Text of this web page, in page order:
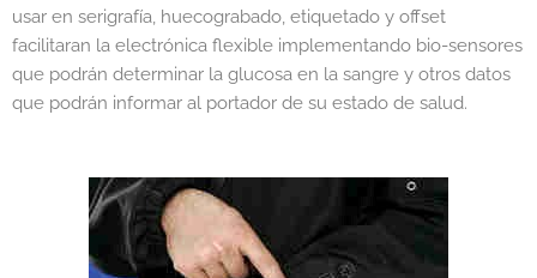
usar en serigrafía, huecograbado, etiquetado y offset
facilitaran la electrónica flexible implementando bio-sensores
que podrán determinar la glucosa en la sangre y otros datos
que podrán informar al portador de su estado de salud.